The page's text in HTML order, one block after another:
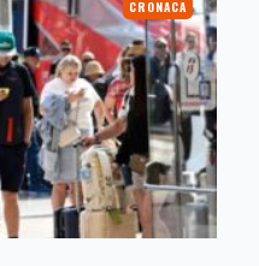
CRONACA